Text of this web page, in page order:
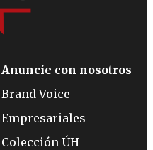
Anuncie con nosotros
Brand Voice
Empresariales
Colección ÚH